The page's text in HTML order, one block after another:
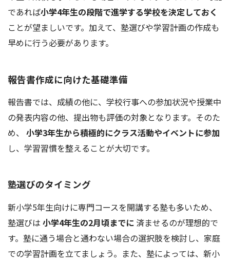
であれば小学4年生の段階で進学する学校を決定しておく
ことが望ましいです。加えて、塾選びや学習計画の作成も
早めに行う必要があります。
報告書作成に向けた基礎準備
報告書では、成績の他に、学校行事への参加状況や授業中
の発表内容の他、提出物も評価の対象となります。そのた
め、 小学3年生から積極的にクラス活動やイベントに参加
し、学習習慣を整えることが大切です。
塾選びのタイミング
新小学5年生向けに専門コースを開講する塾も多いため、
塾選びは 小学4年生の2月頃までに 済ませるのが理想的で
す。塾に通う場合と通わない場合の選択肢を検討し、家庭
での学習計画を立てましょう。また、塾によっては、新小